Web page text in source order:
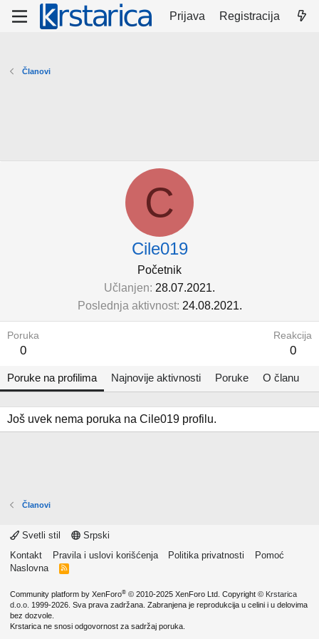
Prijava Registracija
Članovi
C
Cile019
Početnik
Učlanjen 28.07.2021.
Poslednja aktivnost 24.08.2021.
Poruka
0
Reakcija
0
Poruke na profilima Najnovije aktivnosti Poruke O članu
Još uvek nema poruka na Cile019 profilu.
Članovi
Svetli stil
Srpski
Kontakt
Pravila i uslovi korišćenja Politika privatnosti
Pomoć
Naslovna
R
Community platform by XenForo® © 2010-2025 XenForo Ltd. Copyright © Krstarica
d.o.o. 1999-2026. Sva prava zadržana. Zabranjena je reprodukcija u celini i u delovima
bez dozvole.
Krstarica ne snosi odgovornost za sadržaj poruka.